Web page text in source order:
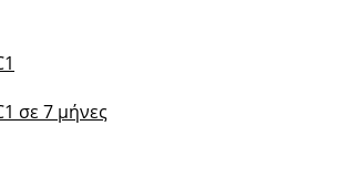
σε 7 μήνες